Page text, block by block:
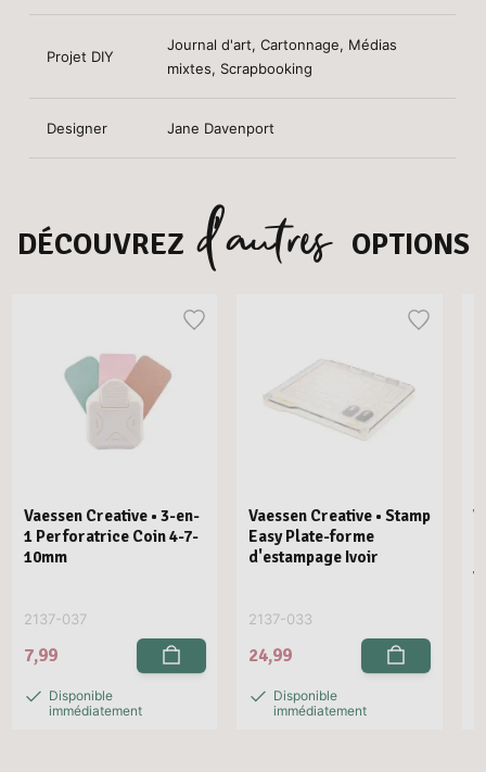
Projet DIY
Journal d'art, Cartonnage, Médias
mixtes, Scrapbooking
Designer Jane Davenport
DÉCOUVREZ d’autres OPTIONS
Vaessen Creative • 3-en-
1 Perforatrice Coin 4-7-
10mm
2137-037
7,99
Disponible
immédiatement
Vaessen Creative • Stamp
Easy Plate-forme
d'estampage Ivoir
2137-033
24,99
Disponible
immédiatement